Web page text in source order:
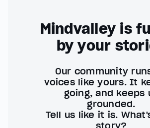
Mindvalley is
by your
Our community
voices like yours. It
going, and keeps
grounded.
Tell us like it is.